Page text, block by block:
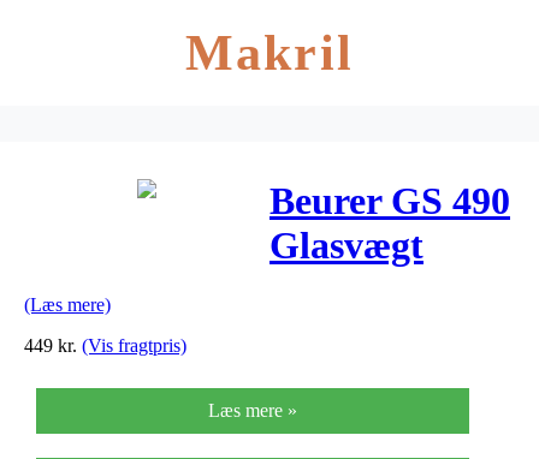
Makril
Beurer GS 490
Glasvægt
(Læs mere)
449 kr. (Vis fragtpris)
Læs mere »